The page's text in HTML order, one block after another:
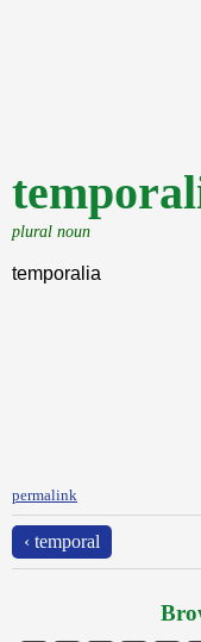
plural noun
temporalia
permalink
‹ temporal